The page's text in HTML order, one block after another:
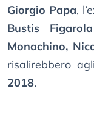
Giorgio Papa,
Bustis Figarola
Monachino,
risalirebbero
2018.